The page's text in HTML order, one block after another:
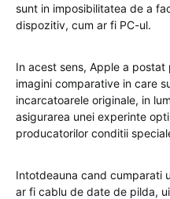
sunt in imposibilitatea de a
dispozitiv, cum ar fi PC-ul.
In acest sens, Apple a
imagini comparative in care
incarcatoarele originale, in
asigurarea unei experinte
producatorilor conditii
Intotdeauna cand cumparati
ar fi cablu de date de pilda,